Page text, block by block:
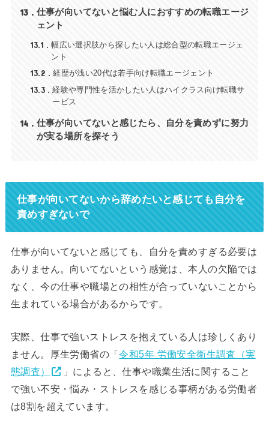
13
仕事が向いてないと悩む人におすすめの転職エージ
ェント
13.1
幅広い選択肢から探したい人は総合型の転職エージェ
ント
13.2 経歴が浅い20代は若手向け転職エージェント
13.3
経験や専門性を活かしたい人はハイクラス向け転職サ
ービス
14
仕事が向いてないと感じたら、自分を責めずに努力
が実る場所を探そう
仕事が向いてないから辞めたいと感じても自分を
責めすぎないで
仕事が向いてないと感じても、自分を責めすぎる必要は
ありません。向いてないという感覚は、本人の欠陥では
なく、今の仕事や職場との相性が合っていないことから
生まれている場合があるからです。
実際、仕事で強いストレスを抱えている人は珍しくあり
ません。厚生労働省の「令和5年 労働安全衛生調査（実
態調査）
」によると、仕事や職業生活に関すること
で強い不安・悩み・ストレスを感じる事柄がある労働者
は8割を超えています。